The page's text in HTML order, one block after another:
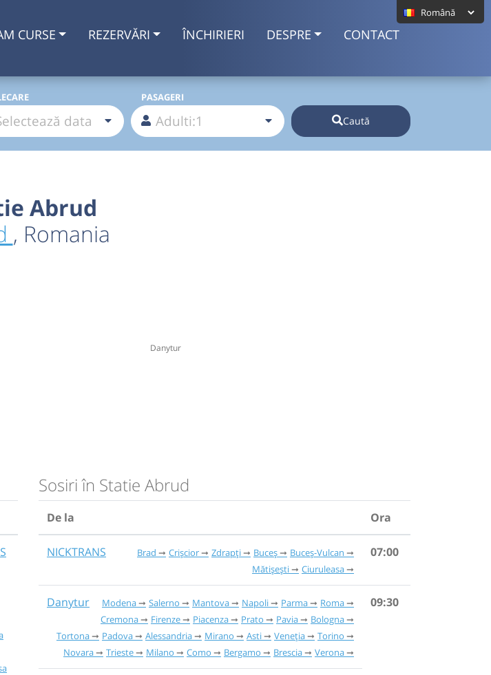
CURSE REZERVĂRI ÎNCHIRIERI DESPRE CONTACT
PASAGERI
Caută
Abrud
, Romania
Danytur
Sosiri în Statie Abrud
De la Ora
NICKTRANS Brad Crișcior Zdrapți Buceș
Buceș-Vulcan
Mătișești
Ciuruleasa
07:00
Danytur Modena Salerno Mantova Napoli Parma
Roma
Cremona
Firenze Piacenza Prato Pavia
Bologna
Tortona
Padova Alessandria Mirano Asti Veneția
Torino
Novara
Trieste Milano Como Bergamo Brescia Verona
09:30